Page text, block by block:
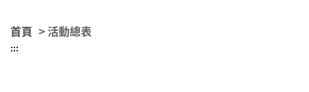
首頁 > 活動總表
:::